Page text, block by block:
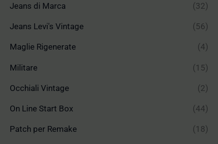
Jeans di Marca (32)
Jeans Levi's Vintage (56)
Maglie Rigenerate (4)
Militare (15)
Occhiali Vintage (2)
On Line Start Box (44)
Patch per Remake (18)